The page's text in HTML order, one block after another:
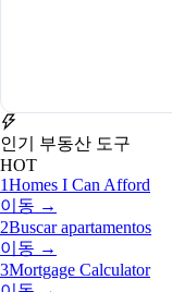
인기 부동산 도구
HOT
1Homes I Can Afford
이동 →
2Buscar apartamentos
이동 →
3Mortgage Calculator